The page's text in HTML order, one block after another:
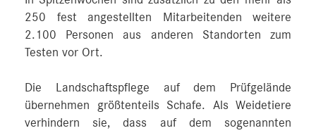
250 fest angestellten Mitarbeitenden weitere
2.100 Personen aus anderen Standorten zum
Testen vor Ort.
Die Landschaftspflege auf dem Prüfgelände
übernehmen größtenteils Schafe. Als Weidetiere
verhindern sie, dass auf dem sogenannten